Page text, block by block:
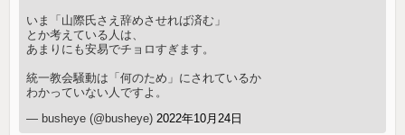
いま「山際氏さえ辞めさせれば済む」
とか考えている人は、
あまりにも安易でチョロすぎます。
統一教会騒動は「何のため」にされているか
わかっていない人ですよ。
— busheye (@busheye) 2022年10月24日